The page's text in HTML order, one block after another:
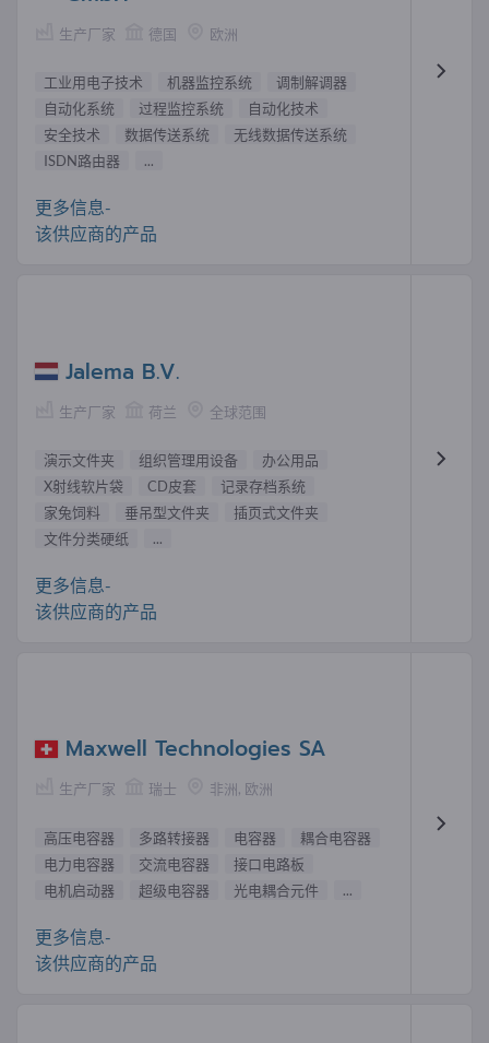
生产厂家 德国 欧洲
工业用电子技术 机器监控系统
调制解调器
自动化系统
过程监控系统
自动化技术
安全技术
数据传送系统
无线数据传送系统
ISDN路由器
...
更多信息-
该供应商的产品
Jalema B.V.
生产厂家 荷兰 全球范围
演示文件夹 组织管理用设备
办公用品
X射线软片袋
CD皮套
记录存档系统
家兔饲料
垂吊型文件夹
插页式文件夹
文件分类硬纸
...
更多信息-
该供应商的产品
Maxwell Technologies SA
生产厂家 瑞士 非洲, 欧洲
高压电容器 多路转接器 电容器
耦合电容器
电力电容器
交流电容器
接口电路板
电机启动器
超级电容器 光电耦合元件 ...
更多信息-
该供应商的产品